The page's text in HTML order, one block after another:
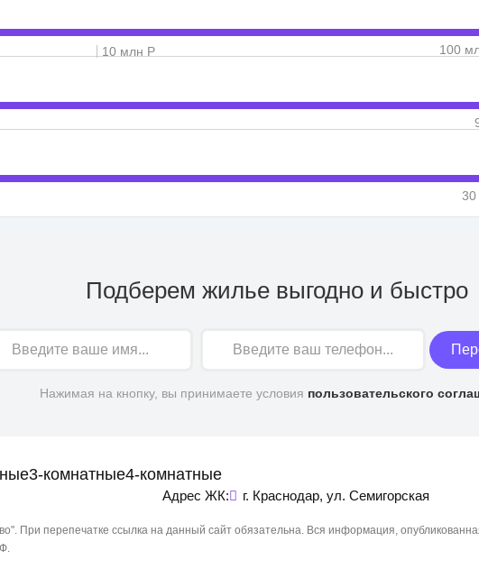
10 млн Р
100
30
Подберем жилье выгодно и быстро
Нажимая на кнопку, вы принимаете условия пользовательского
3-комнатные4-комнатные
Адрес ЖК: г. Краснодар, ул. Семигорская
При перепечатке ссылка на данный сайт обязательна. Вся информация,